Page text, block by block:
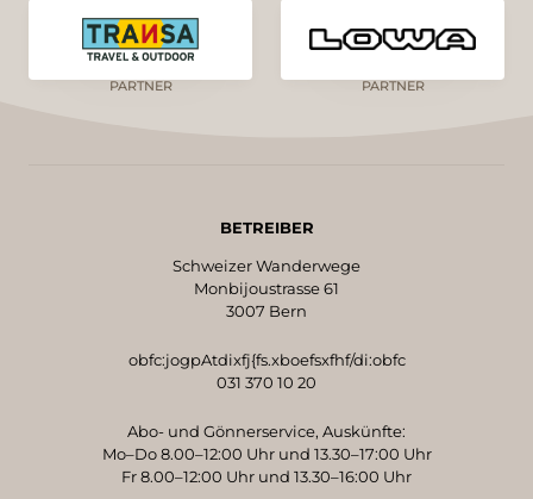
PARTNER PARTNER
BETREIBER
Schweizer Wanderwege
Monbijoustrasse 61
3007 Bern
obfc:jogpAtdixfj{fs.xboefsxfhf/di:obfc
031 370 10 20
Abo- und Gönnerservice, Auskünfte:
Mo–Do 8.00–12:00 Uhr und 13.30–17:00 Uhr
Fr 8.00–12:00 Uhr und 13.30–16:00 Uhr